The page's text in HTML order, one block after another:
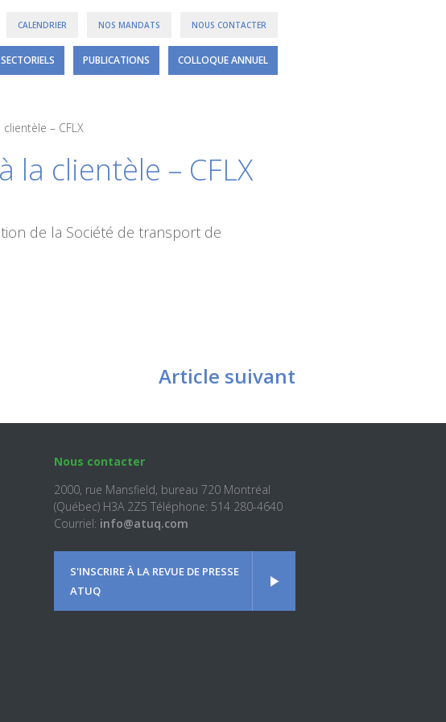
CALENDRIER NOS MANDATS NOUS CONTACTER
PUBLICATIONS COLLOQUE ANNUEL
– CFLX
clientèle – CFLX
de la Société de transport de
Article suivant
Nous contacter
2000, rue Mansfield, bureau 720 Montréal
(Québec) H3A 2Z5 Téléphone: 514 280-4640
Courriel: info@atuq.com
S'INSCRIRE À LA REVUE DE PRESSE
ATUQ